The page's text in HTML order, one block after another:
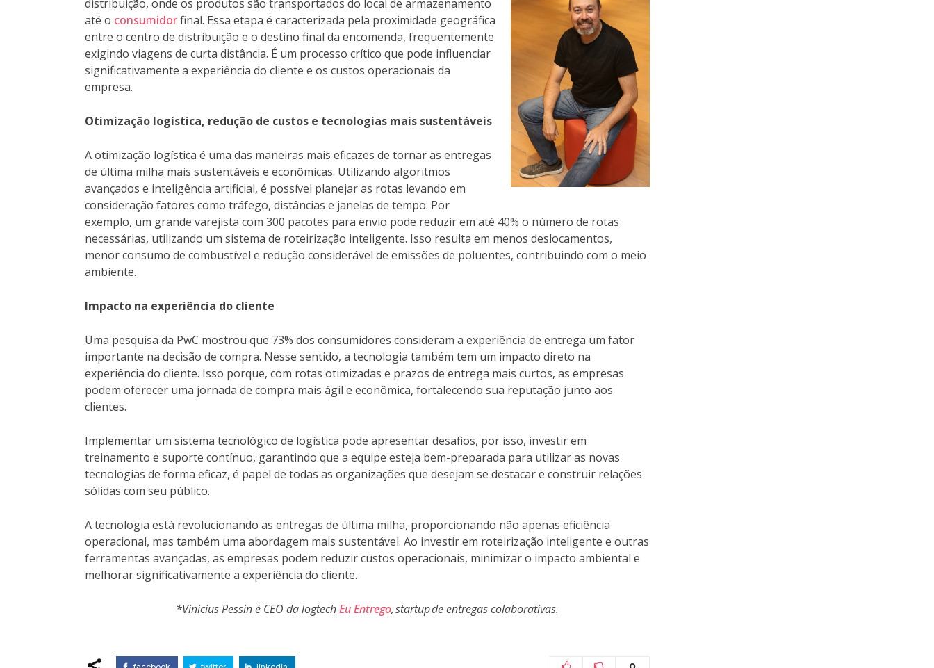
distribuição, onde os produtos são transportados do local de armazenamento
até o consumidorfinal. Essa etapa é caracterizada pela proximidade geográfica
entre o centro de distribuição e o destino final da encomenda, frequentemente
exigindo viagens de curta distância. É um processo crítico que pode influenciar
significativamente a experiência do cliente e os custos operacionais da
empresa.
Otimização logística, redução de custos e tecnologias mais sustentáveis
A otimização logística é uma das maneiras mais eficazes de tornar as entregas
de última milha mais sustentáveis e econômicas. Utilizando algoritmos
avançados e inteligência artificial, é possível planejar as rotas levando em
consideração fatores como tráfego, distâncias e janelas de tempo. Por
exemplo, um grande varejista com 300 pacotes para envio pode reduzir em até 40% o número de rotas
necessárias, utilizando um sistema de roteirização inteligente. Isso resulta em menos deslocamentos,
menor consumo de combustível e redução considerável de emissões de poluentes, contribuindo com o meio
ambiente.
Impacto na experiência do cliente
Uma pesquisa da PwC mostrou que 73% dos consumidores consideram a experiência de entrega um fator
importante na decisão de compra. Nesse sentido, a tecnologia também tem um impacto direto na
experiência do cliente. Isso porque, com rotas otimizadas e prazos de entrega mais curtos, as empresas
podem oferecer uma jornada de compra mais ágil e econômica, fortalecendo sua reputação junto aos
clientes.
Implementar um sistema tecnológico de logística pode apresentar desafios, por isso, investir em
treinamento e suporte contínuo, garantindo que a equipe esteja bem-preparada para utilizar as novas
tecnologias de forma eficaz, é papel de todas as organizações que desejam se destacar e construir relações
sólidas com seu público.
A tecnologia está revolucionando as entregas de última milha, proporcionando não apenas eficiência
operacional, mas também uma abordagem mais sustentável. Ao investir em roteirização inteligente e outras
ferramentas avançadas, as empresas podem reduzir custos operacionais, minimizar o impacto ambiental e
melhorar significativamente a experiência do cliente.
*Vinicius Pessin é CEO da logtechEu Entrego, startup de entregas colaborativas.